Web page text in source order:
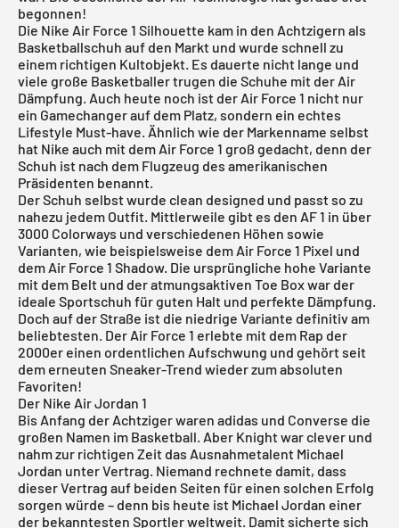
begonnen!
Die Nike Air Force 1 Silhouette kam in den Achtzigern als
Basketballschuh auf den Markt und wurde schnell zu
einem richtigen Kultobjekt. Es dauerte nicht lange und
viele große Basketballer trugen die Schuhe mit der Air
Dämpfung. Auch heute noch ist der Air Force 1 nicht nur
ein Gamechanger auf dem Platz, sondern ein echtes
Lifestyle Must-have. Ähnlich wie der Markenname selbst
hat Nike auch mit dem Air Force 1 groß gedacht, denn der
Schuh ist nach dem Flugzeug des amerikanischen
Präsidenten benannt.
Der Schuh selbst wurde clean designed und passt so zu
nahezu jedem Outfit. Mittlerweile gibt es den AF 1 in über
3000 Colorways und verschiedenen Höhen sowie
Varianten, wie beispielsweise dem Air Force 1 Pixel und
dem Air Force 1 Shadow. Die ursprüngliche hohe Variante
mit dem Belt und der atmungsaktiven Toe Box war der
ideale Sportschuh für guten Halt und perfekte Dämpfung.
Doch auf der Straße ist die niedrige Variante definitiv am
beliebtesten. Der Air Force 1 erlebte mit dem Rap der
2000er einen ordentlichen Aufschwung und gehört seit
dem erneuten Sneaker-Trend wieder zum absoluten
Favoriten!
Der Nike Air Jordan 1
Bis Anfang der Achtziger waren adidas und Converse die
großen Namen im Basketball. Aber Knight war clever und
nahm zur richtigen Zeit das Ausnahmetalent Michael
Jordan unter Vertrag. Niemand rechnete damit, dass
dieser Vertrag auf beiden Seiten für einen solchen Erfolg
sorgen würde – denn bis heute ist Michael Jordan einer
der bekanntesten Sportler weltweit. Damit sicherte sich